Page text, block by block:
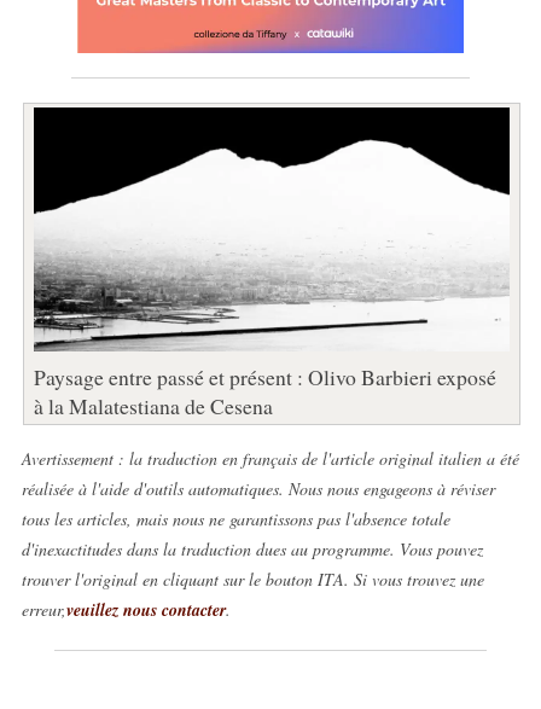
Paysage entre passé et présent : Olivo Barbieri exposé
à la Malatestiana de Cesena
Avertissement : la traduction en français de l'article original italien a été
réalisée à l'aide d'outils automatiques. Nous nous engageons à réviser
tous les articles, mais nous ne garantissons pas l'absence totale
d'inexactitudes dans la traduction dues au programme. Vous pouvez
trouver l'original en cliquant sur le bouton ITA. Si vous trouvez une
erreur,veuillez nous contacter.